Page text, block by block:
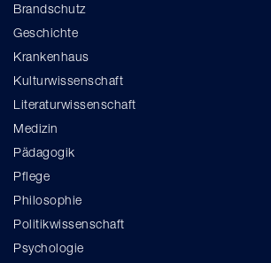
Brandschutz
Geschichte
Krankenhaus
Kulturwissenschaft
Literaturwissenschaft
Medizin
Pädagogik
Pflege
Philosophie
Politikwissenschaft
Psychologie